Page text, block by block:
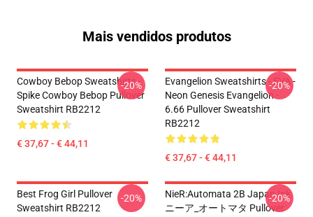
Mais vendidos produtos
Cowboy Bebop Sweatshirts -
Spike Cowboy Bebop Pullover
Sweatshirt RB2212
€ 37,67 - € 44,11
-20%
Evangelion Sweatshirts - EVA -
Neon Genesis Evangelion -
6.66 Pullover Sweatshirt
RB2212
€ 37,67 - € 44,11
-20%
Best Frog Girl Pullover
Sweatshirt RB2212
-20%
NieR:Automata 2B Japan Ink
ニーア_オートマタ Pullover
-20%